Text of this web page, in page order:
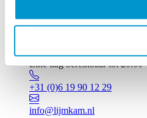
Elke dag bereikbaar tot 20:00
+31 (0)6 19 90 12 29
info@lijmkam.nl